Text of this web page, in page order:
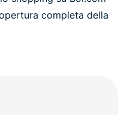
completa della